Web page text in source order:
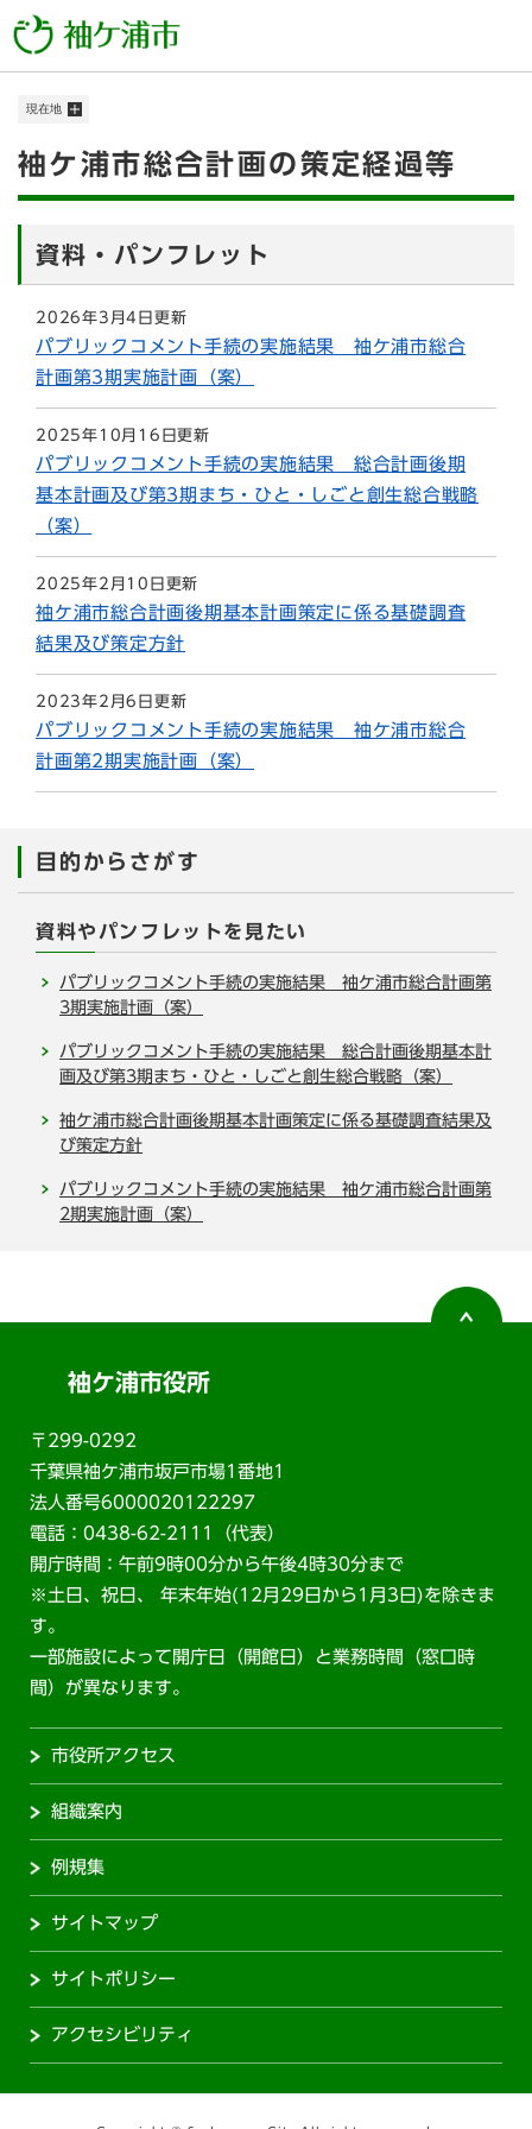
ー
メニューを飛ばして本文へ
現在地
本
袖ケ浦市総合計画の策定経過等
資料・パンフレット
2026年3月4日更新
パブリックコメント手続の実施結果 袖ケ浦市総合
計画第3期実施計画（案）
2025年10月16日更新
パブリックコメント手続の実施結果 総合計画後期
基本計画及び第3期まち・ひと・しごと創生総合戦略
（案）
2025年2月10日更新
袖ケ浦市総合計画後期基本計画策定に係る基礎調査
結果及び策定方針
2023年2月6日更新
パブリックコメント手続の実施結果 袖ケ浦市総合
計画第2期実施計画（案）
目的からさがす
資料やパンフレットを見たい
パブリックコメント手続の実施結果 袖ケ浦市総合計画第
3期実施計画（案）
パブリックコメント手続の実施結果 総合計画後期基本計
画及び第3期まち・ひと・しごと創生総合戦略（案）
袖ケ浦市総合計画後期基本計画策定に係る基礎調査結果及
び策定方針
パブリックコメント手続の実施結果 袖ケ浦市総合計画第
2期実施計画（案）
袖ケ浦市役所
〒299-0292
千葉県袖ケ浦市坂戸市場1番地1
法人番号6000020122297
電話：0438-62-2111（代表）
開庁時間：午前9時00分から午後4時30分まで
※土日、祝日、 年末年始(12月29日から1月3日)を除きま
す。
一部施設によって開庁日（開館日）と業務時間（窓口時
間）が異なります。
市役所アクセス
組織案内
例規集
サイトマップ
サイトポリシー
アクセシビリティ